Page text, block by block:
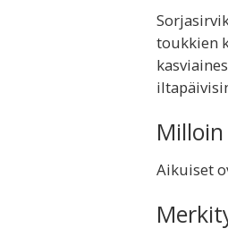
toukkien
Aikuiset